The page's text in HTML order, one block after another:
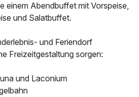
einem Abendbuffet mit Vorspeise,
und Salatbuffet.
und Feriendorf
Freizeitgestaltung sorgen:
und Laconium